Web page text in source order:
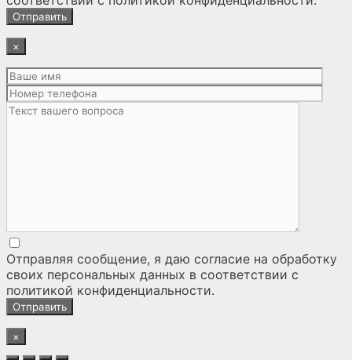
×
Отправляя сообщение, я даю согласие на обработку
своих персональных данных в соответствии с
политикой конфиденциальности.
×